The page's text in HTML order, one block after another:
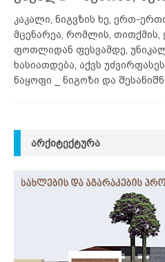
კაკალი, ნიგვზის ხე, ერთ-
მცენარეა, რომლის, თითქმის,
ფოთლიდან ფესვამდე,
ხასიათდება, აქვს
ნაყოფი _ ნიგოზი და
ᲐᲠᲥᲘᲢᲔᲥᲢᲣᲠᲐ